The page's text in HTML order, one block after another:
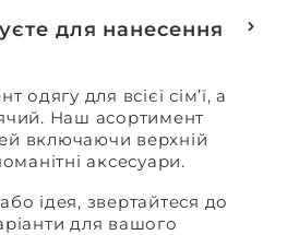
для нанесення
для всієї сім’ї, а
Наш асортимент
включаючи верхній
аксесуари.
ідея, звертайтеся до
для вашого